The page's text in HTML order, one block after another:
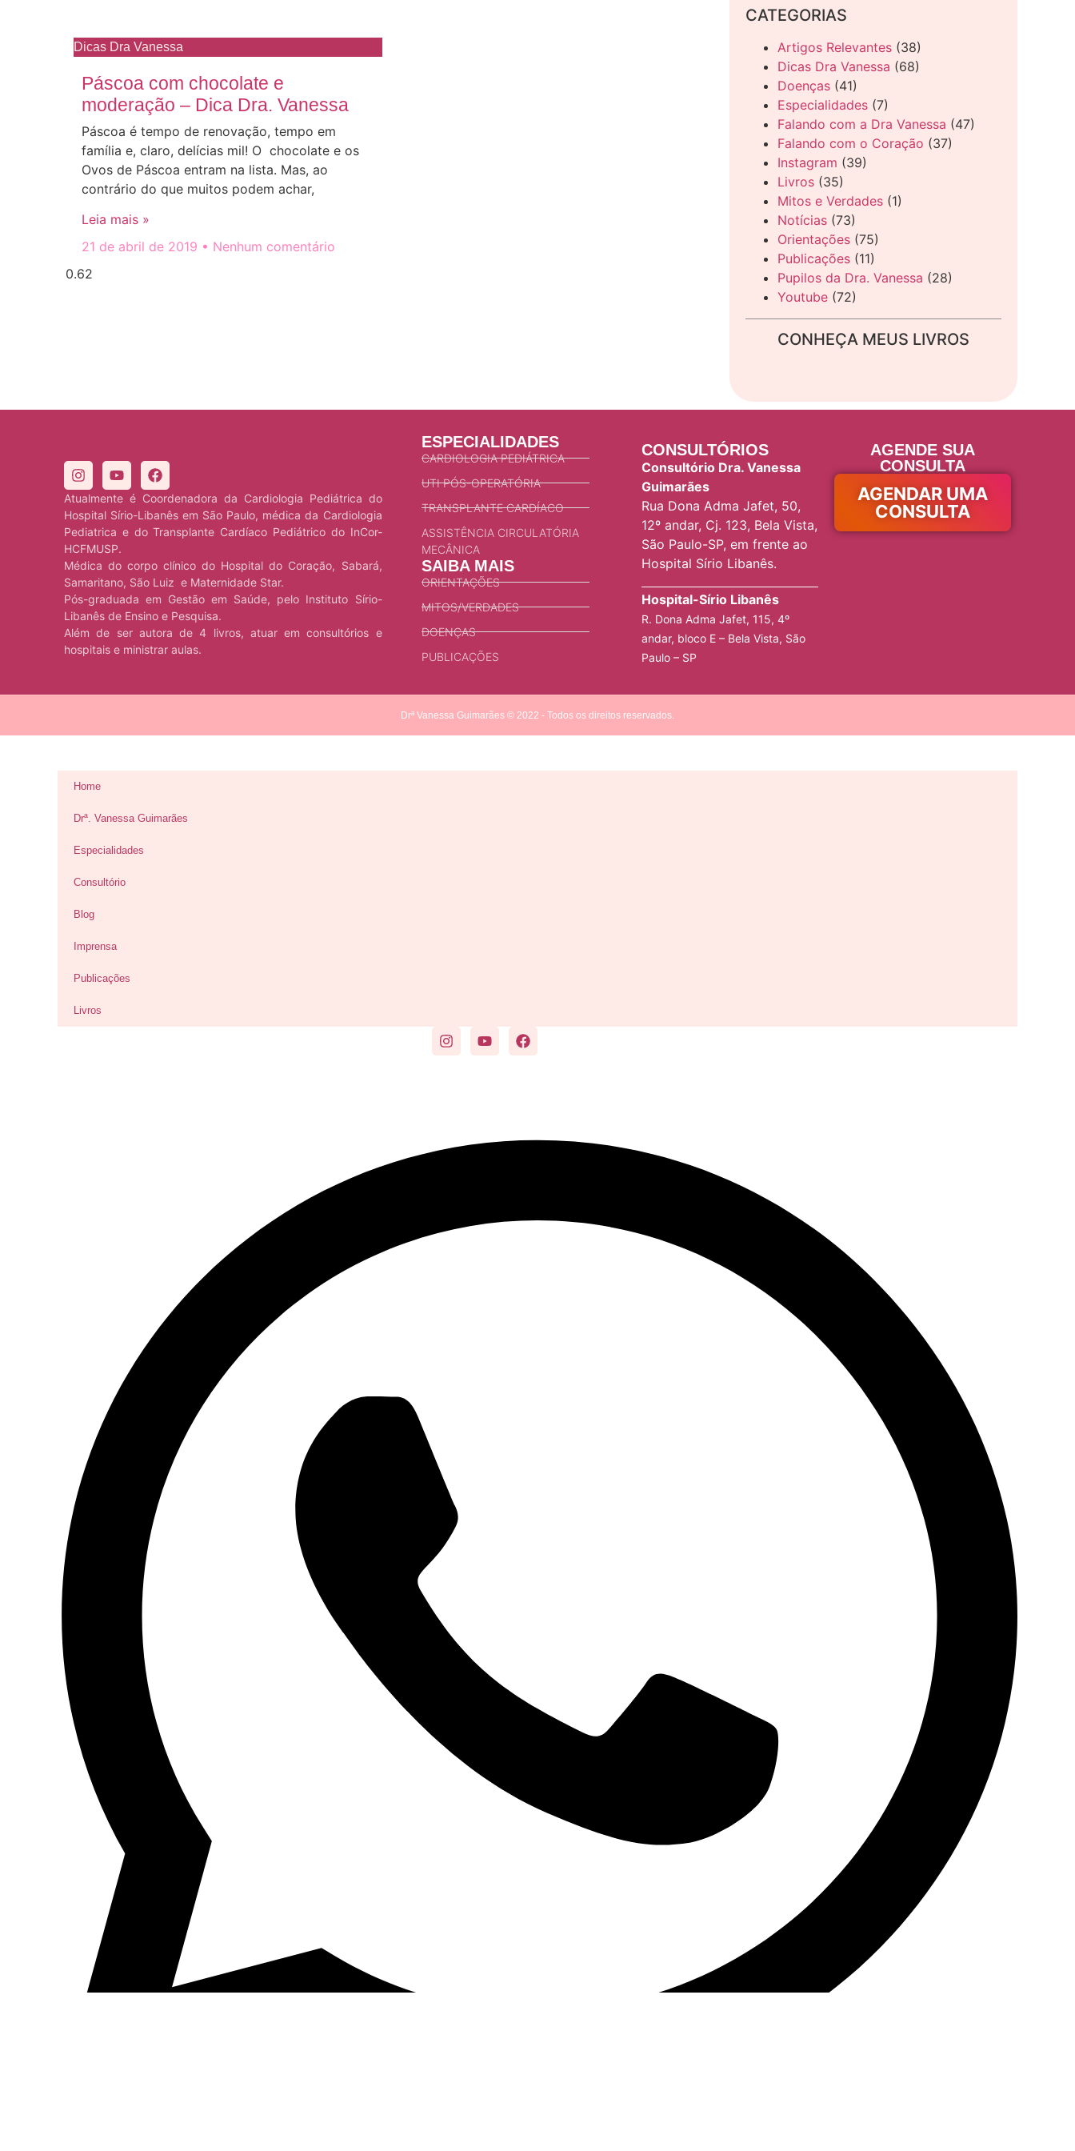
Dicas Dra Vanessa
Páscoa com chocolate e
moderação – Dica Dra. Vanessa
Páscoa é tempo de renovação, tempo em
família e, claro, delícias mil! O chocolate e os
Ovos de Páscoa entram na lista. Mas, ao
contrário do que muitos podem achar,
Leia mais »
21 de abril de 2019
Nenhum comentário
CATEGORIAS
Artigos Relevantes (38)
Dicas Dra Vanessa (68)
Doenças (41)
Especialidades (7)
Falando com a Dra Vanessa (47)
Falando com o Coração (37)
Instagram (39)
Livros (35)
Mitos e Verdades (1)
Notícias (73)
Orientações (75)
Publicações (11)
Pupilos da Dra. Vanessa (28)
Youtube (72)
CONHEÇA MEUS LIVROS
Atualmente é Coordenadora da Cardiologia Pediátrica do
Hospital Sírio-Libanês em São Paulo, médica da Cardiologia
Pediatrica e do Transplante Cardíaco Pediátrico do InCor-
HCFMUSP.
Médica do corpo clínico do Hospital do Coração, Sabará,
Samaritano, São Luiz e Maternidade Star.
Pós-graduada em Gestão em Saúde, pelo Instituto Sírio-
Libanês de Ensino e Pesquisa.
Além de ser autora de 4 livros, atuar em consultórios e
hospitais e ministrar aulas.
ESPECIALIDADES
CARDIOLOGIA PEDIÁTRICA
UTI PÓS-OPERATÓRIA
TRANSPLANTE CARDÍACO
ASSISTÊNCIA CIRCULATÓRIA
MECÂNICA
SAIBA MAIS
ORIENTAÇÕES
MITOS/VERDADES
DOENÇAS
PUBLICAÇÕES
CONSULTÓRIOS
Consultório Dra. Vanessa
Guimarães
Rua Dona Adma Jafet, 50,
12º andar, Cj. 123, Bela Vista,
São Paulo-SP, em frente ao
Hospital Sírio Libanês.
Hospital-Sírio Libanês
R. Dona Adma Jafet, 115, 4º
andar, bloco E – Bela Vista, São
Paulo – SP
AGENDE SUA
CONSULTA
AGENDAR UMA
CONSULTA
Drª Vanessa Guimarães © 2022 - Todos os direitos reservados.
Home
Drª. Vanessa Guimarães
Especialidades
Consultório
Blog
Imprensa
Publicações
Livros